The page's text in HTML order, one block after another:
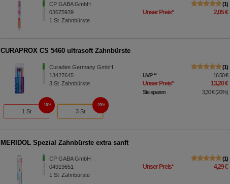
CP GABA GmbH
03675939
1St Zahnbürste
1
Unser Preis*
2,05 €
CURAPROX CS 5460 ultrasoft Zahnbürste
Curaden Germany GmbH
13427645
3St Zahnbürste
1
UVP** 16,50 €
Unser Preis* 13,20 €
Sie sparen 3,30 €(20%)
1 St
15%
3 St
20%
MERIDOL Spezial Zahnbürste extra sanft
CP GABA GmbH
04919651
1St Zahnbürste
1
Unser Preis*
4,29 €